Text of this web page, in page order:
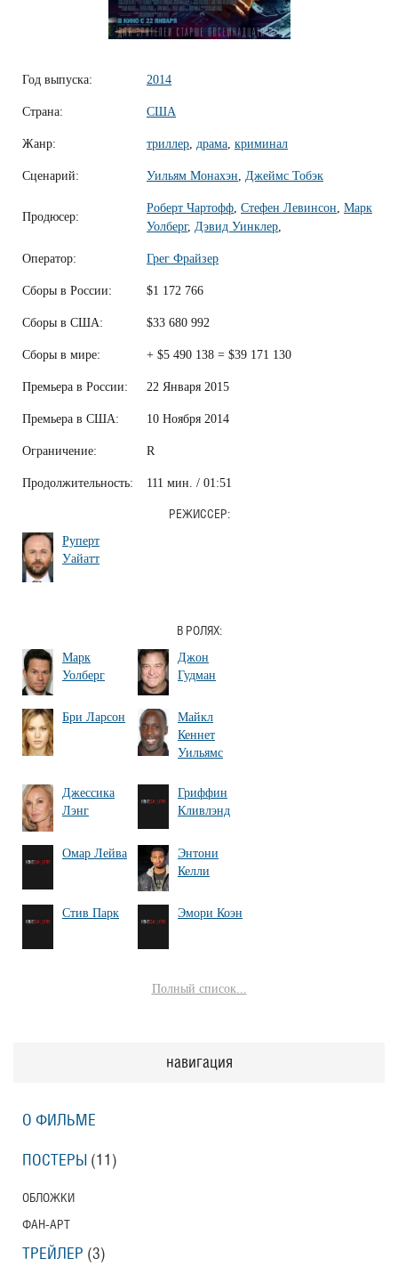
Год выпуска: 2014
Страна: США
Жанр: триллер, драма, криминал
Сценарий: Уильям Монахэн, Джеймс Тобэк
Продюсер:
Роберт Чартофф, Стефен Левинсон, Марк
Уолберг, Дэвид Уинклер,
Оператор: Грег Фрайзер
Сборы в России: $1 172 766
Сборы в США: $33 680 992
Сборы в мире: + $5 490 138 = $39 171 130
Премьера в России: 22 Января 2015
Премьера в США: 10 Ноября 2014
Ограничение: R
Продолжительность: 111 мин. / 01:51
РЕЖИССЕР:
Руперт
Уайатт
В РОЛЯХ:
Марк
Уолберг
Джон
Гудман
Бри Ларсон
Майкл
Кеннет
Уильямс
Джессика
Лэнг
Гриффин
Кливлэнд
Омар Лейва
Энтони
Келли
Стив Парк Эмори Коэн
Полный список...
навигация
О ФИЛЬМЕ
ПОСТЕРЫ (11)
ОБЛОЖКИ
ФАН-АРТ
ТРЕЙЛЕР (3)